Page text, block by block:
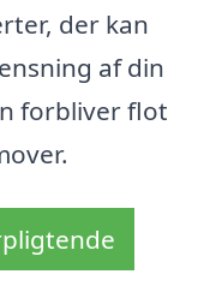
der kan
af din
forbliver flot